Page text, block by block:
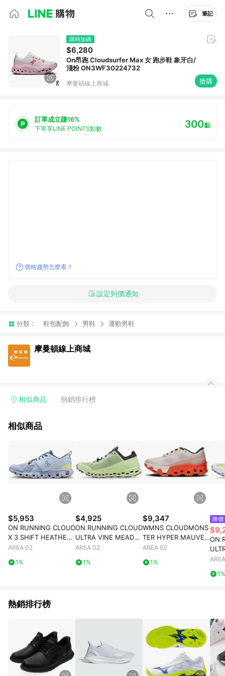
筆記
限時加碼
$6,280
On昂跑 Cloudsurfer Max 女 跑步鞋 象牙白/
淺粉 ON3WF30224732
摩曼頓線上商城 搶購
訂單成立賺16%
下單享LINE POINTS點數 300點
價格趨勢怎麼看？
設定到價通知
分類： 鞋包配飾 男鞋 運動男鞋
摩曼頓線上商城
相似商品 熱銷排行榜
相似商品
$5,953
ON RUNNING CLOUD
X 3 SHIFT HEATHER
MIDNIGHT WOMENS
AREA 02
1%
$4,925
ON RUNNING CLOUD
ULTRA VINE MEADO
W GREEN WOMENS
AREA 02
1%
$9,347
WMNS CLOUDMONS
TER HYPER MAUVE
FLAME
AREA 02
1%
降價
ON
Y
1%
熱銷排行榜